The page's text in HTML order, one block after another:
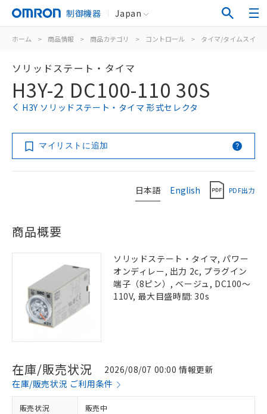
制御機器 Japan
ホーム > 商品情報 > 商品カテゴリ > コントロール > タイマ/タイムスイッ
ソリッドステート・タイマ
H3Y-2 DC100-110 30S
H3Y ソリッドステート・タイマ 形式セレクタ
マイリストに追加
日本語 English PDF出力
商品概要
ソリッドステート・タイマ, パワー
オンディレー, 出力 2c, プラグイン
端子（8ピン）, ベージュ, DC100～
110V, 最大目盛時間: 30s
在庫/販売状況
2026/08/07 00:00 情報更新
在庫/販売状況 ご利用条件
販売状況 販売中